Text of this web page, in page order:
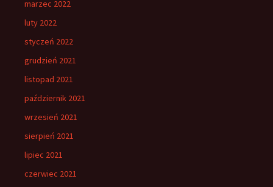
marzec 2022
luty 2022
styczeń 2022
grudzień 2021
listopad 2021
październik 2021
wrzesień 2021
sierpień 2021
lipiec 2021
czerwiec 2021